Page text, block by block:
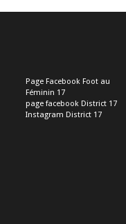
Page Facebook Foot au
Féminin 17
page facebook District 17
Instagram District 17